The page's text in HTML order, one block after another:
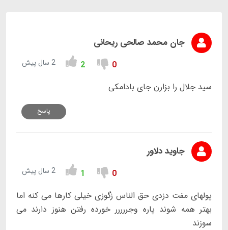
جان محمد صالحی ریحانی
0
2 2 سال پیش
سید جلال را بزارن جای بادامکی
پاسخ
جاوید دلاور
0
1 2 سال پیش
پولهای مفت دزدی حق الناس زگوزی خیلی کارها می کنه اما
بهتر همه شوند پاره وجررررر خورده رفتن هنوز دارند می
سوزند